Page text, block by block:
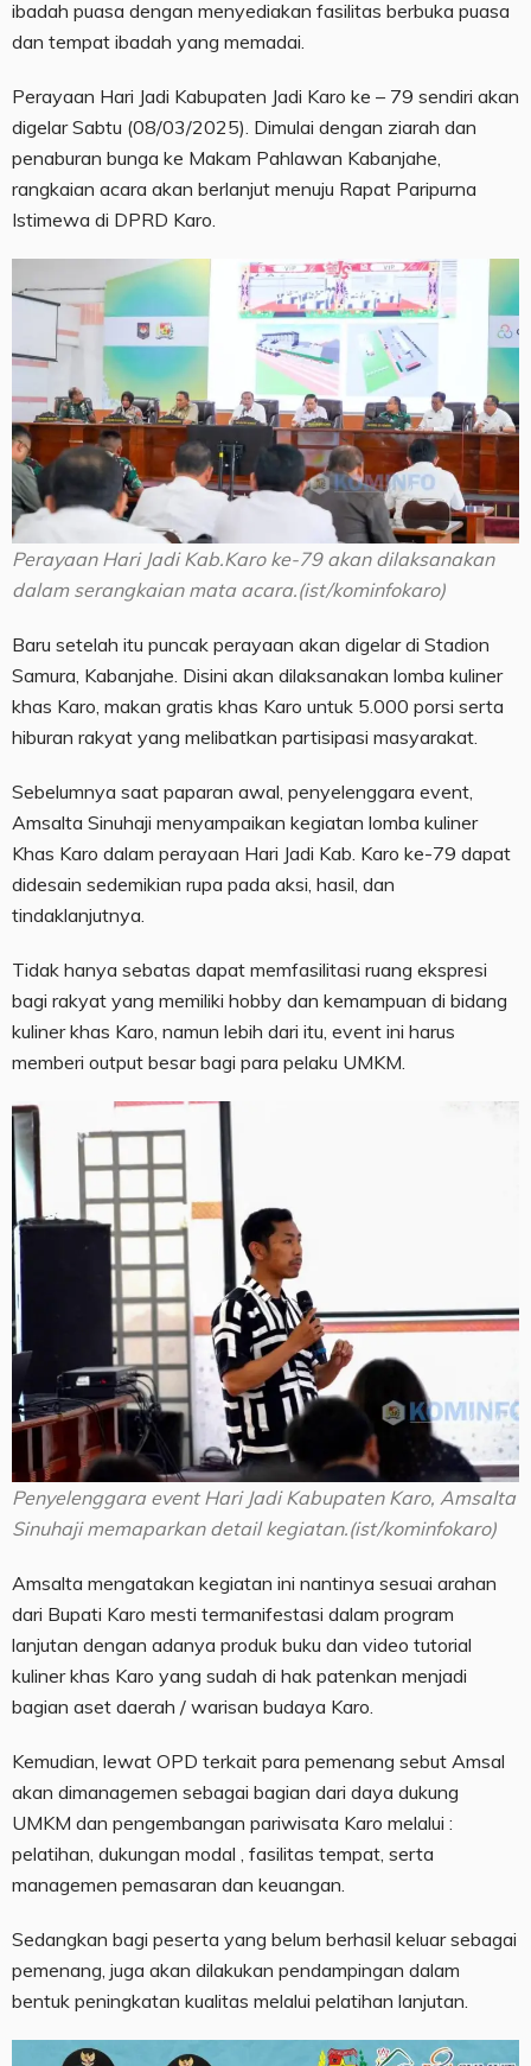
ibadah puasa dengan menyediakan fasilitas berbuka puasa
dan tempat ibadah yang memadai.
Perayaan Hari Jadi Kabupaten Jadi Karo ke – 79 sendiri akan
digelar Sabtu (08/03/2025). Dimulai dengan ziarah dan
penaburan bunga ke Makam Pahlawan Kabanjahe,
rangkaian acara akan berlanjut menuju Rapat Paripurna
Istimewa di DPRD Karo.
Perayaan Hari Jadi Kab.Karo ke-79 akan dilaksanakan
dalam serangkaian mata acara.(ist/kominfokaro)
Baru setelah itu puncak perayaan akan digelar di Stadion
Samura, Kabanjahe. Disini akan dilaksanakan lomba kuliner
khas Karo, makan gratis khas Karo untuk 5.000 porsi serta
hiburan rakyat yang melibatkan partisipasi masyarakat.
Sebelumnya saat paparan awal, penyelenggara event,
Amsalta Sinuhaji menyampaikan kegiatan lomba kuliner
Khas Karo dalam perayaan Hari Jadi Kab. Karo ke-79 dapat
didesain sedemikian rupa pada aksi, hasil, dan
tindaklanjutnya.
Tidak hanya sebatas dapat memfasilitasi ruang ekspresi
bagi rakyat yang memiliki hobby dan kemampuan di bidang
kuliner khas Karo, namun lebih dari itu, event ini harus
memberi output besar bagi para pelaku UMKM.
Penyelenggara event Hari Jadi Kabupaten Karo, Amsalta
Sinuhaji memaparkan detail kegiatan.(ist/kominfokaro)
Amsalta mengatakan kegiatan ini nantinya sesuai arahan
dari Bupati Karo mesti termanifestasi dalam program
lanjutan dengan adanya produk buku dan video tutorial
kuliner khas Karo yang sudah di hak patenkan menjadi
bagian aset daerah / warisan budaya Karo.
Kemudian, lewat OPD terkait para pemenang sebut Amsal
akan dimanagemen sebagai bagian dari daya dukung
UMKM dan pengembangan pariwisata Karo melalui :
pelatihan, dukungan modal , fasilitas tempat, serta
managemen pemasaran dan keuangan.
Sedangkan bagi peserta yang belum berhasil keluar sebagai
pemenang, juga akan dilakukan pendampingan dalam
bentuk peningkatan kualitas melalui pelatihan lanjutan.